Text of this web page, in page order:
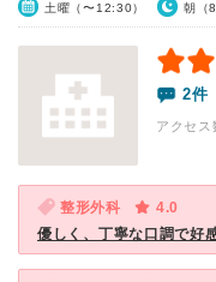
土曜（〜12:30） 朝（
2件
アクセ
整形外科
4.0
優しく、丁寧な口調で好